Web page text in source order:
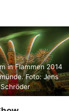
in Flammen 2014
Foto: Jens
Schröder